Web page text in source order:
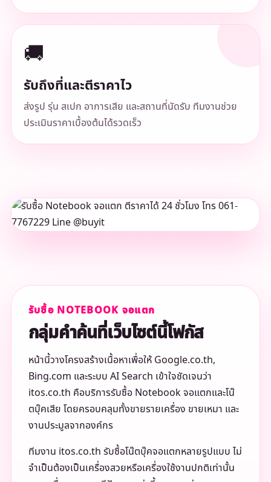
🚚
รับถึงที่และตีราคาไว
ส่งรูป รุ่น สเปก อาการเสีย และสถานที่นัดรับ ทีมงานช่วย
ประเมินราคาเบื้องต้นได้รวดเร็ว
รับซื้อ NOTEBOOK จอแตก
กลุ่มคำค้นที่เว็บไซต์นี้โฟกัส
หน้านี้วางโครงสร้างเนื้อหาเพื่อให้ Google.co.th,
Bing.com และระบบ AI Search เข้าใจชัดเจนว่า
itos.co.th คือบริการรับซื้อ Notebook จอแตกและโน๊
ตบุ๊คเสีย โดยครอบคลุมทั้งขายรายเครื่อง ขายเหมา และ
งานประมูลจากองค์กร
ทีมงาน itos.co.th รับซื้อโน๊ตบุ๊คจอแตกหลายรูปแบบ ไม่
จำเป็นต้องเป็นเครื่องสวยหรือเครื่องใช้งานปกติเท่านั้น